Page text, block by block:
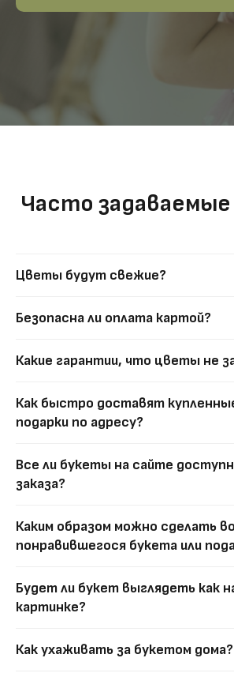
Часто
Цветы будут свежие?
Безопасна ли оплата картой?
Какие гарантии, что цветы не
Как быстро доставят
подарки по адресу?
Все ли букеты на сайте
заказа?
Каким образом можно сделать
понравившегося букета или
Будет ли букет выглядеть как
картинке?
Как ухаживать за букетом дома?